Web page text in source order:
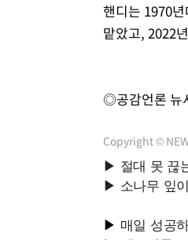
핸디는 1970
맡았고, 2022
◎공감언론 뉴
Copyright ©